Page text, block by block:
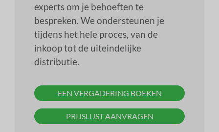
experts om je behoeften te
bespreken. We ondersteunen je
tijdens het hele proces, van de
inkoop tot de uiteindelijke
distributie.
EEN VERGADERING BOEKEN
PRIJSLIJST AANVRAGEN